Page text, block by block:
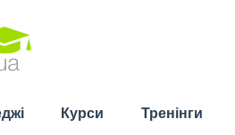
Курси Тренінги